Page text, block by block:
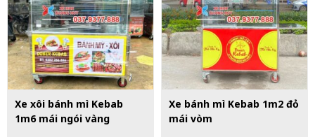
Xe xôi bánh mì Kebab
1m6 mái ngói vàng
Xe bánh mì Kebab 1m2 đỏ
mái vòm